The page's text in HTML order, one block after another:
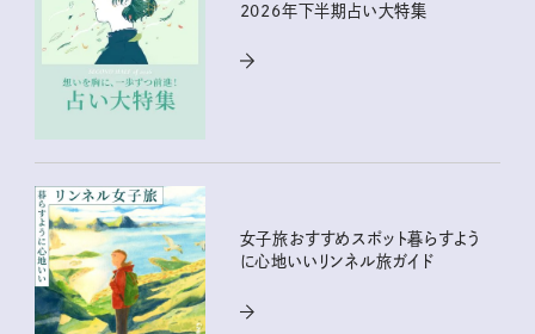
2026年下半期占い大特集
女子旅おすすめスポット暮らすよう
に心地いいリンネル旅ガイド